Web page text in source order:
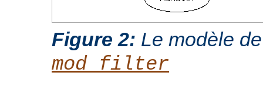
Figure 2: Le modèle
mod_filter